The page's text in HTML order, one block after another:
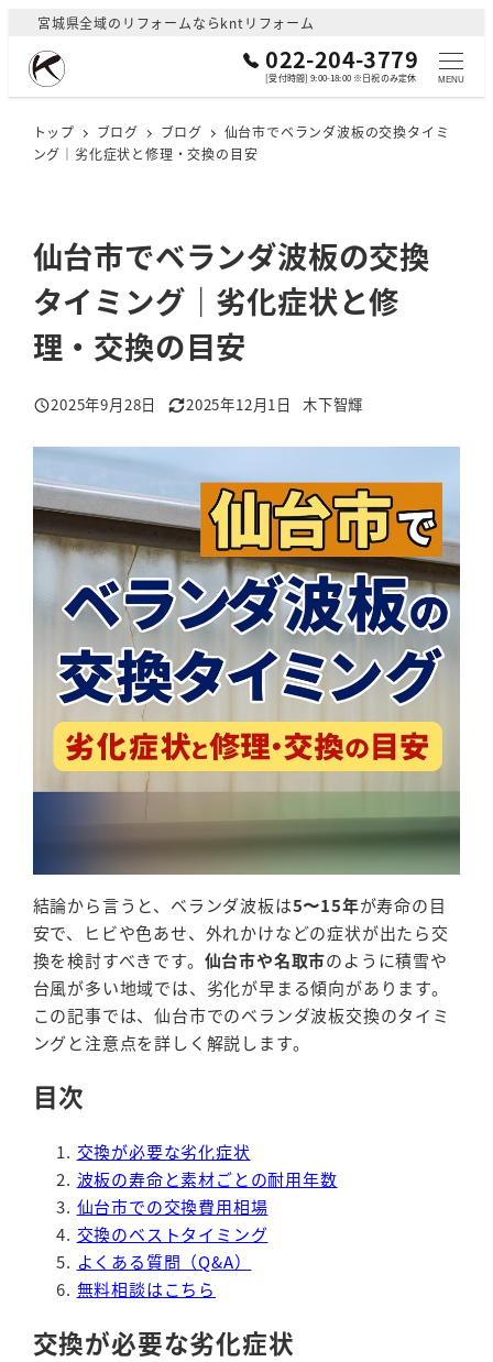
コ
宮城県全域のリフォームならkntリフォーム
022-204-3779
[受付時間] 9:00-18:00 ※日祝のみ定休 MENU
トップ ブログ ブログ
仙台市でベランダ波板の交換タイミ
ング｜劣化症状と修理・交換の目安
仙台市でベランダ波板の交換
タイミング｜劣化症状と修
理・交換の目安
投稿日
2025年9月28日 更新日
2025年12月1日
著
木下智輝
結論から言うと、ベランダ波板は5〜15年が寿命の目
安で、ヒビや色あせ、外れかけなどの症状が出たら交
換を検討すべきです。 仙台市や名取市のように積雪や
台風が多い地域では、劣化が早まる傾向があります。
この記事では、仙台市でのベランダ波板交換のタイミ
ングと注意点を詳しく解説します。
目次
交換が必要な劣化症状
波板の寿命と素材ごとの耐用年数
仙台市での交換費用相場
交換のベストタイミング
よくある質問（Q&A）
無料相談はこちら
交換が必要な劣化症状